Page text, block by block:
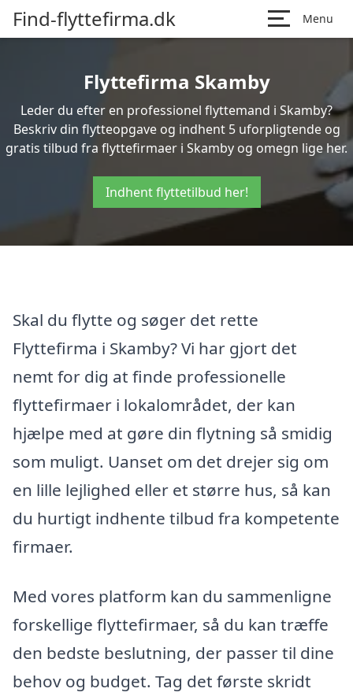
Find-flyttefirma.dk Menu
Flyttefirma Skamby
Leder du efter en professionel flyttemand i Skamby?
Beskriv din flytteopgave og indhent 5 uforpligtende og
gratis tilbud fra flyttefirmaer i Skamby og omegn lige her.
Indhent flyttetilbud her!
Skal du flytte og søger det rette
Flyttefirma i Skamby? Vi har gjort det
nemt for dig at finde professionelle
flyttefirmaer i lokalområdet, der kan
hjælpe med at gøre din flytning så smidig
som muligt. Uanset om det drejer sig om
en lille lejlighed eller et større hus, så kan
du hurtigt indhente tilbud fra kompetente
firmaer.
Med vores platform kan du sammenligne
forskellige flyttefirmaer, så du kan træffe
den bedste beslutning, der passer til dine
behov og budget. Tag det første skridt